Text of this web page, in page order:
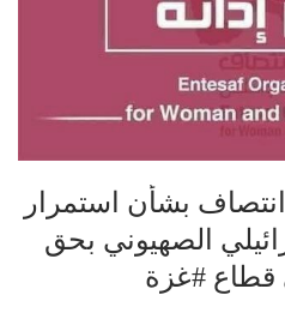
بشأن استمرار
الصهيوني بحق
قطاع #غزة